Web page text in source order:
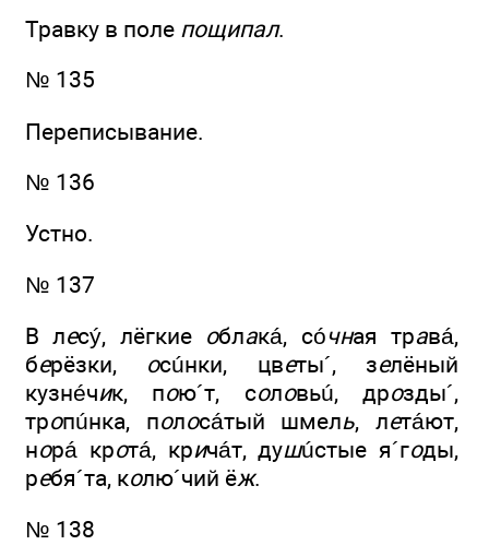
Травку в поле пощипал.
№ 135
Переписывание.
№ 136
Устно.
№ 137
В лесý, лёгкие облакá, сóчная травá,
берёзки, осúнки, цветы´, зелёный
кузнéчик, пою´т, соловьú, дрозды´,
тропúнка, полосáтый шмель, летáют,
норá кротá, кричáт, душúстые я´годы,
ребя´та, колю´чий ёж.
№ 138